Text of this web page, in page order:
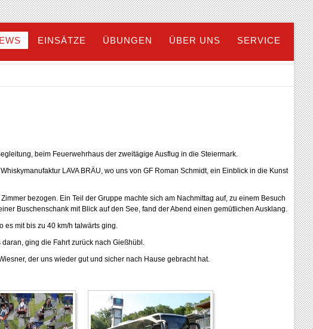
EINSÄTZE ÜBUNGEN ÜBER UNS SERVICE
beim Feuerwehrhaus der zweitägige Ausflug in die Steiermark.
LAVA BRÄU, wo uns von GF Roman Schmidt, ein Einblick in die Kunst
bezogen. Ein Teil der Gruppe machte sich am Nachmittag auf, zu einem Besuch
Buschenschank mit Blick auf den See, fand der Abend einen gemütlichen Ausklang.
es mit bis zu 40 km/h talwärts ging.
ging die Fahrt zurück nach Gießhübl.
der uns wieder gut und sicher nach Hause gebracht hat.